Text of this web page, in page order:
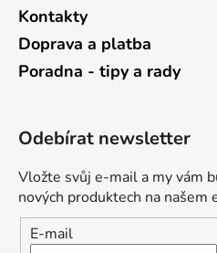
Kontakty
Doprava a platba
Poradna - tipy a rady
Odebírat newsletter
Vložte svůj e-mail a my vám
nových produktech na našem
E-mail